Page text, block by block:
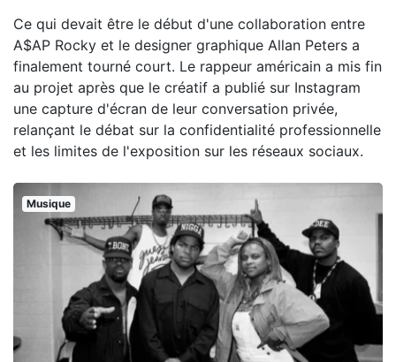
Ce qui devait être le début d'une collaboration entre
A$AP Rocky et le designer graphique Allan Peters a
finalement tourné court. Le rappeur américain a mis fin
au projet après que le créatif a publié sur Instagram
une capture d'écran de leur conversation privée,
relançant le débat sur la confidentialité professionnelle
et les limites de l'exposition sur les réseaux sociaux.
Musique